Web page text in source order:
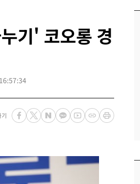
기' 코오롱 경